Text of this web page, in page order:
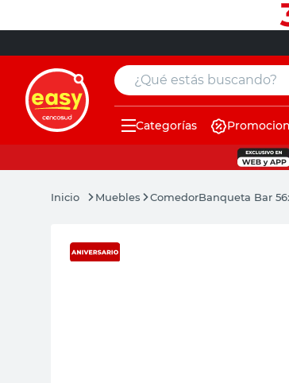
¿Qué estás buscando?
Categorías
Muebles ComedorBanqueta Bar
muebles